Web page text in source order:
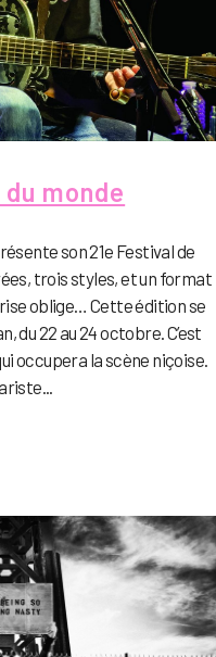
monde
son 21e Festival de
trois styles, et un format
oblige… Cette édition se
du 22 au 24 octobre. C’est
occupera la scène niçoise.